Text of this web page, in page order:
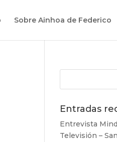
Sobre Ainhoa de Federico
Entradas
Entrevista
Televisión –